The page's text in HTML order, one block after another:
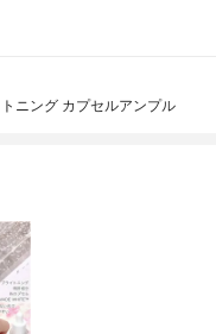
ニング カプセルアンプル